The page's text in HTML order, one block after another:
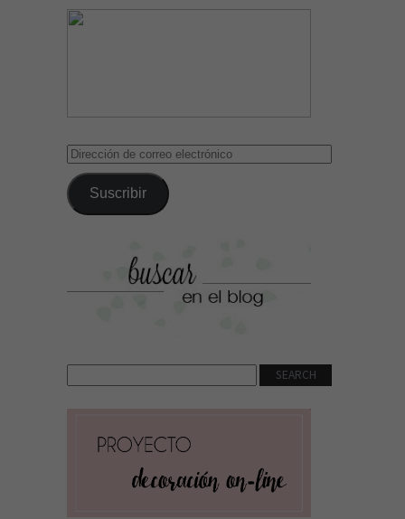
Dirección
correo
electrónico
Suscribir